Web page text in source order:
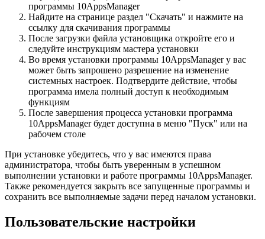
программы 10AppsManager
Найдите на странице раздел "Скачать" и нажмите на
ссылку для скачивания программы
После загрузки файла установщика откройте его и
следуйте инструкциям мастера установки
Во время установки программы 10AppsManager у вас
может быть запрошено разрешение на изменение
системных настроек. Подтвердите действие, чтобы
программа имела полный доступ к необходимым
функциям
После завершения процесса установки программа
10AppsManager будет доступна в меню "Пуск" или на
рабочем столе
При установке убедитесь, что у вас имеются права
администратора, чтобы быть уверенным в успешном
выполнении установки и работе программы 10AppsManager.
Также рекомендуется закрыть все запущенные программы и
сохранить все выполняемые задачи перед началом установки.
Пользовательские настройки